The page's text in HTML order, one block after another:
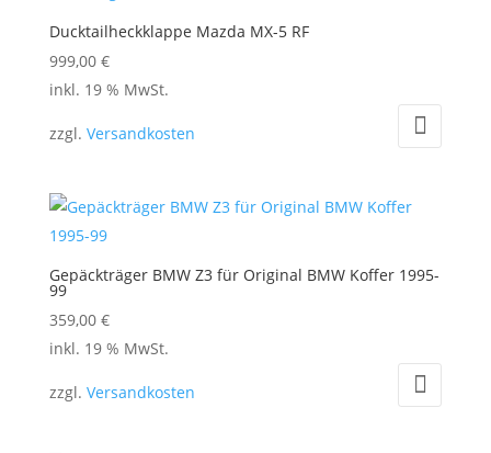
Optionen
können
auf
der
werden
Ducktailheckklappe Mazda MX-5 RF
999,00 €
inkl. 19 % MwSt.
zzgl. Versandkosten
Gepäckträger BMW Z3 für Original BMW Koffer 1995-
99
359,00 €
inkl. 19 % MwSt.
zzgl. Versandkosten